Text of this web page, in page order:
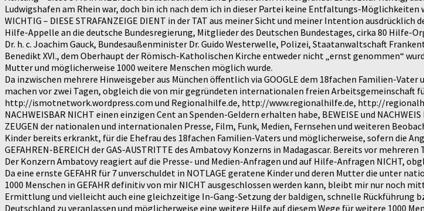
Ludwigshafen am Rhein war, doch bin ich nach dem ich in dieser Partei keine Entfaltungs-
WICHTIG – DIESE STRAFANZEIGE DIENT in der TAT aus meiner Sicht und meiner Intention ausdrücklich
Hilfe-Appelle an die deutsche Bundesregierung, Mitglieder des Deutschen Bundestages, cirka 80
Dr. h. c. Joachim Gauck, Bundesaußenminister Dr. Guido Westerwelle, Polizei, Staatanwaltschaft
Benedikt XVI., dem Oberhaupt der Römisch-Katholischen Kirche entweder nicht „ernst genommen“
Mutter und möglicherweise 1000 weitere Menschen möglich wurde.
Da inzwischen mehrere Hinweisgeber aus München öffentlich via GOOGLE dem 18fachen Familien-
machen vor zwei Tagen, obgleich die von mir gegründeten internationalen freien Arbeitsgemeinschaft
http://ismotnetwork.wordpress.com und Regionalhilfe.de, http://www.regionalhilfe.de, http://
NACHWEISBAR NICHT einen einzigen Cent an Spenden-Geldern erhalten habe, BEWEISE und
ZEUGEN der nationalen und internationalen Presse, Film, Funk, Medien, Fernsehen und weiteren
Kinder bereits erkrankt, für die Ehefrau des 18fachen Familien-Vaters und möglicherweise, sofern die
GEFAHREN-BEREICH der GAS-AUSTRITTE des Ambatovy Konzerns in Madagascar. Bereits vor
Der Konzern Ambatovy reagiert auf die Presse- und Medien-Anfragen und auf Hilfe-Anfragen NICHT,
Da eine ernste GEFAHR für 7 unverschuldet in NOTLAGE geratene Kinder und deren Mutter die unter
1000 Menschen in GEFAHR definitiv von mir NICHT ausgeschlossen werden kann, bleibt mir nur noch
Ermittlung und vielleicht auch eine gleichzeitige In-Gang-Setzung der baldigen, schnelle Rückführung
Deutschland zu veranlassen und möglicherweise eine weitere Hilfe auf diesem Wege für weitere 1000